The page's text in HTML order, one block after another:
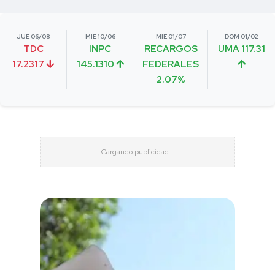
JUE 06/08
TDC
17.2317
MIE 10/06
INPC
145.1310
MIE 01/07
RECARGOS
FEDERALES
2.07%
DOM 01/02
UMA 117.31